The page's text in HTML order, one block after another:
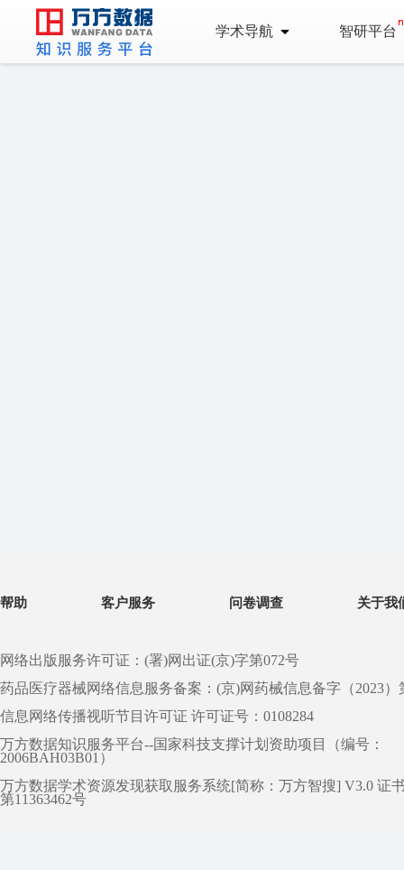
学术导航 智研平台
帮助 客户服务 问卷调查 关于我
网络出版服务许可证：(署)网出证(京)字第072号
药品医疗器械网络信息服务备案：(京)网药械信息备字（2023）
信息网络传播视听节目许可证 许可证号：0108284
万方数据知识服务平台--国家科技支撑计划资助项目（编号：
2006BAH03B01）
万方数据学术资源发现获取服务系统[简称：万方智搜] V3.0 证
第11363462号